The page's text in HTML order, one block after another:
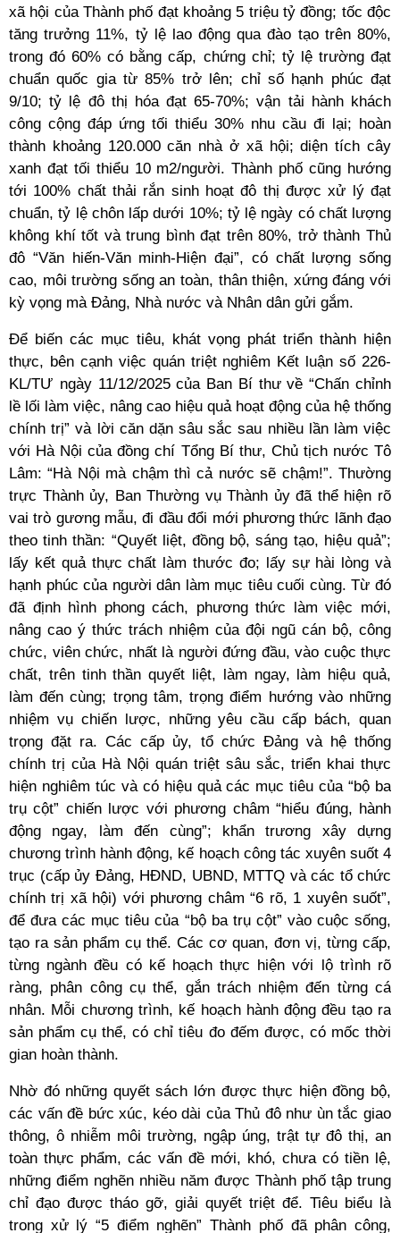
xã hội của Thành phố đạt khoảng 5 triệu tỷ đồng; tốc độc
tăng trưởng 11%, tỷ lệ lao động qua đào tạo trên 80%,
trong đó 60% có bằng cấp, chứng chỉ; tỷ lệ trường đạt
chuẩn quốc gia từ 85% trở lên; chỉ số hạnh phúc đạt
9/10; tỷ lệ đô thị hóa đạt 65-70%; vận tải hành khách
công cộng đáp ứng tối thiểu 30% nhu cầu đi lại; hoàn
thành khoảng 120.000 căn nhà ở xã hội; diện tích cây
xanh đạt tối thiểu 10 m2/người. Thành phố cũng hướng
tới 100% chất thải rắn sinh hoạt đô thị được xử lý đạt
chuẩn, tỷ lệ chôn lấp dưới 10%; tỷ lệ ngày có chất lượng
không khí tốt và trung bình đạt trên 80%, trở thành Thủ
đô “Văn hiến-Văn minh-Hiện đại”, có chất lượng sống
cao, môi trường sống an toàn, thân thiện, xứng đáng với
kỳ vọng mà Đảng, Nhà nước và Nhân dân gửi gắm.
Để biến các mục tiêu, khát vọng phát triển thành hiện
thực, bên cạnh việc quán triệt nghiêm Kết luận số 226-
KL/TƯ ngày 11/12/2025 của Ban Bí thư về “Chấn chỉnh
lề lối làm việc, nâng cao hiệu quả hoạt động của hệ thống
chính trị” và lời căn dặn sâu sắc sau nhiều lần làm việc
với Hà Nội của đồng chí Tổng Bí thư, Chủ tịch nước Tô
Lâm: “Hà Nội mà chậm thì cả nước sẽ chậm!”. Thường
trực Thành ủy, Ban Thường vụ Thành ủy đã thể hiện rõ
vai trò gương mẫu, đi đầu đổi mới phương thức lãnh đạo
theo tinh thần: “Quyết liệt, đồng bộ, sáng tạo, hiệu quả”;
lấy kết quả thực chất làm thước đo; lấy sự hài lòng và
hạnh phúc của người dân làm mục tiêu cuối cùng. Từ đó
đã định hình phong cách, phương thức làm việc mới,
nâng cao ý thức trách nhiệm của đội ngũ cán bộ, công
chức, viên chức, nhất là người đứng đầu, vào cuộc thực
chất, trên tinh thần quyết liệt, làm ngay, làm hiệu quả,
làm đến cùng; trọng tâm, trọng điểm hướng vào những
nhiệm vụ chiến lược, những yêu cầu cấp bách, quan
trọng đặt ra. Các cấp ủy, tổ chức Đảng và hệ thống
chính trị của Hà Nội quán triệt sâu sắc, triển khai thực
hiện nghiêm túc và có hiệu quả các mục tiêu của “bộ ba
trụ cột” chiến lược với phương châm “hiểu đúng, hành
động ngay, làm đến cùng”; khẩn trương xây dựng
chương trình hành động, kế hoạch công tác xuyên suốt 4
trục (cấp ủy Đảng, HĐND, UBND, MTTQ và các tổ chức
chính trị xã hội) với phương châm “6 rõ, 1 xuyên suốt”,
để đưa các mục tiêu của “bộ ba trụ cột” vào cuộc sống,
tạo ra sản phẩm cụ thể. Các cơ quan, đơn vị, từng cấp,
từng ngành đều có kế hoạch thực hiện với lộ trình rõ
ràng, phân công cụ thể, gắn trách nhiệm đến từng cá
nhân. Mỗi chương trình, kế hoạch hành động đều tạo ra
sản phẩm cụ thể, có chỉ tiêu đo đếm được, có mốc thời
gian hoàn thành.
Nhờ đó những quyết sách lớn được thực hiện đồng bộ,
các vấn đề bức xúc, kéo dài của Thủ đô như ùn tắc giao
thông, ô nhiễm môi trường, ngập úng, trật tự đô thị, an
toàn thực phẩm, các vấn đề mới, khó, chưa có tiền lệ,
những điểm nghẽn nhiều năm được Thành phố tập trung
chỉ đạo được tháo gỡ, giải quyết triệt để. Tiêu biểu là
trong xử lý “5 điểm nghẽn” Thành phố đã phân công,